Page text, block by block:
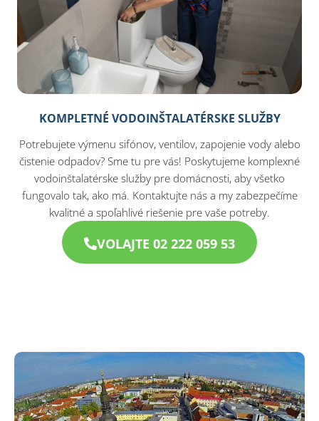
KOMPLETNÉ VODOINŠTALATÉRSKE SLUŽBY
Potrebujete výmenu sifónov, ventilov, zapojenie vody alebo
čistenie odpadov? Sme tu pre vás! Poskytujeme komplexné
vodoinštalatérske služby pre domácnosti, aby všetko
fungovalo tak, ako má. Kontaktujte nás a my zabezpečíme
kvalitné a spoľahlivé riešenie pre vaše potreby.
VOLAJTE 02 222 059 53